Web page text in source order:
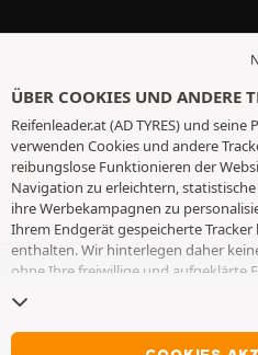
ÜBER COOKIES UND ANDERE
Reifenleader.at (AD TYRES) und
verwenden Cookies und andere
reibungslose Funktionieren der
Navigation zu erleichtern,
ihre Werbekampagnen zu
Ihrem Endgerät gespeicherte
enthalten. Wir hinterlegen daher
ohne Ihre freiwillige und aufgeklärte
Auswahl für einen Zeitraum von 6
Einwilligung jederzeit widerrufen,